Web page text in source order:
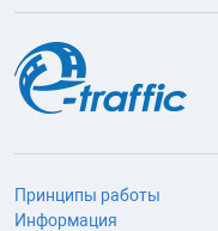
Принципы работы
Информация